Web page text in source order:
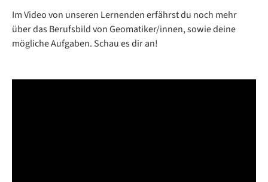
Im Vi­deo von un­se­ren Ler­nen­den er­fährst du noch mehr
über das Be­rufs­bild von Geo­ma­ti­ker/​in­nen, so­wie dei­ne
mög­li­che Auf­ga­ben. Schau es dir an!